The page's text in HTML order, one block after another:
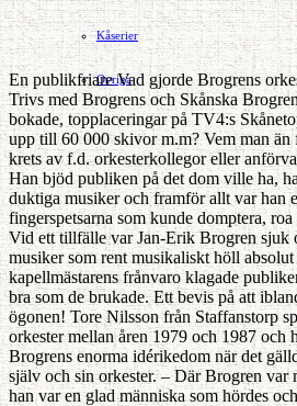
Kåserier
Ovriga
En publikfriare Vad gjorde Brogrens
Trivs med Brogrens och Skånska
bokade, topplaceringar på TV4:s
upp till 60 000 skivor m.m? Vem man
krets av f.d. orkesterkollegor eller
Han bjöd publiken på det dom ville ha,
duktiga musiker och framför allt var han
fingerspetsarna som kunde domptera,
Vid ett tillfälle var Jan-Erik Brogren sjuk
musiker som rent musikaliskt höll
kapellmästarens frånvaro klagade
bra som de brukade. Ett bevis på att
ögonen! Tore Nilsson från Staffanstorp
orkester mellan åren 1979 och 1987 och
Brogrens enorma idérikedom när det
själv och sin orkester. – Där Brogren var
han var en glad människa som hördes